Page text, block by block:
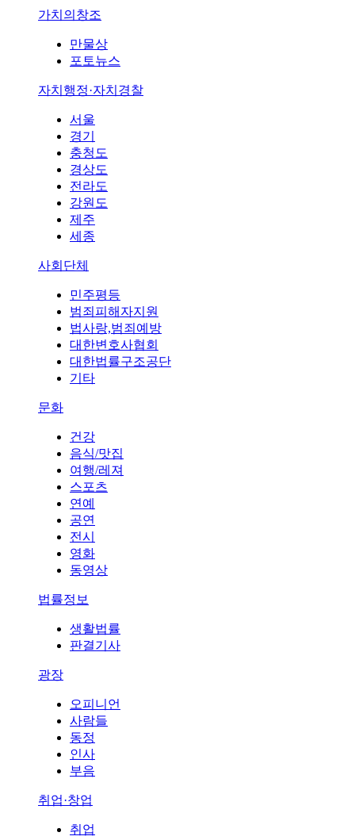
가치의창조
만물상
포토뉴스
자치행정·자치경찰
서울
경기
충청도
경상도
전라도
강원도
제주
세종
사회단체
민주평등
범죄피해자지원
법사랑,범죄예방
대한변호사협회
대한법률구조공단
기타
문화
건강
음식/맛집
여행/레져
스포츠
연예
공연
전시
영화
동영상
법률정보
생활법률
판결기사
광장
오피니언
사람들
동정
인사
부음
취업·창업
취업